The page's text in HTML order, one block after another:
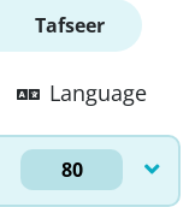
Tafseer
Language
80